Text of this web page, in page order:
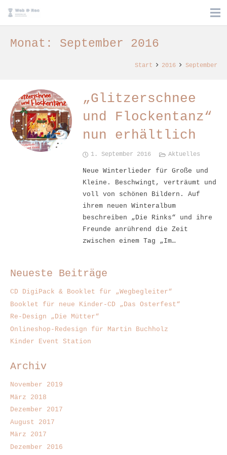
Monat: September 2016
Start 2016 September
„Glitzerschnee
und Flockentanz“
nun erhältlich
1. September 2016 Aktuelles
Neue Winterlieder für Große und
Kleine. Beschwingt, verträumt und
voll von schönen Bildern. Auf
ihrem neuen Winteralbum
beschreiben „Die Rinks“ und ihre
Freunde anrührend die Zeit
zwischen einem Tag „Im…
Neueste Beiträge
CD DigiPack & Booklet für „Wegbegleiter“
Booklet für neue Kinder-CD „Das Osterfest“
Re-Design „Die Mütter“
Onlineshop-Redesign für Martin Buchholz
Kinder Event Station
Archiv
November 2019
März 2018
Dezember 2017
August 2017
März 2017
Dezember 2016